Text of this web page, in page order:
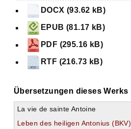
DOCX (93.62 kB)
EPUB (81.17 kB)
PDF (295.16 kB)
RTF (216.73 kB)
Übersetzungen dieses Werks
La vie de sainte Antoine
Leben des heiligen Antonius (BKV)